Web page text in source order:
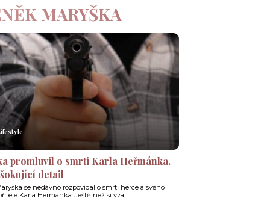
MARYŠKA
promluvil o smrti Karla Heřmánka.
detail
se nedávno rozpovídal o smrti herce a svého
Karla Heřmánka. Ještě než si vzal ...